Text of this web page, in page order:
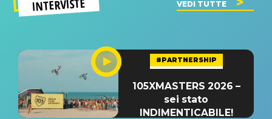
INTERVISTE VEDI TUTTE
#PARTNERSHIP
105XMASTERS 2026 –
sei stato
INDIMENTICABILE!